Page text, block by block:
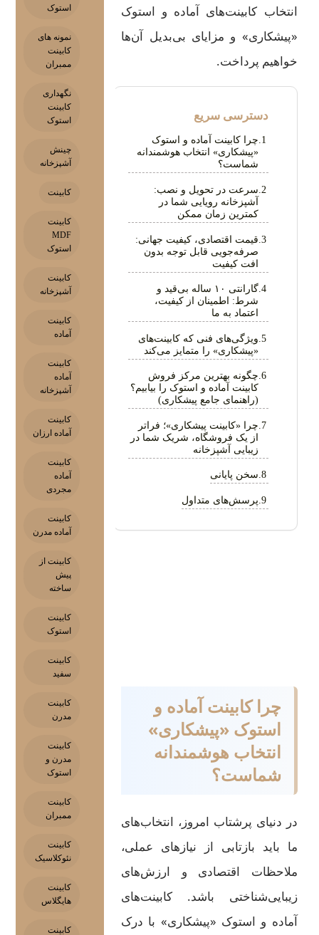
انتخاب کابینت‌های آماده و استوک
«پیشکاری» و مزایای بی‌بدیل آن‌ها
خواهیم پرداخت.
چرا کابینت آماده و استوک
«پیشکاری» انتخاب هوشمندانه
شماست؟
سرعت در تحویل و نصب:
آشپزخانه رویایی شما در
کمترین زمان ممکن
قیمت اقتصادی، کیفیت جهانی:
صرفه‌جویی قابل توجه بدون
افت کیفیت
گارانتی ۱۰ ساله بی‌قید و
شرط: اطمینان از کیفیت،
اعتماد به ما
ویژگی‌های فنی که کابینت‌های
«پیشکاری» را متمایز می‌کند
چگونه بهترین مرکز فروش
کابینت آماده و استوک را بیابیم؟
(راهنمای جامع پیشکاری)
چرا «کابینت پیشکاری»؛ فراتر
از یک فروشگاه، شریک شما در
زیبایی آشپزخانه
سخن پایانی
پرسش‌های متداول
چرا کابینت آماده و
استوک «پیشکاری»
انتخاب هوشمندانه
شماست؟
در دنیای پرشتاب امروز، انتخاب‌های
ما باید بازتابی از نیازهای عملی،
ملاحظات اقتصادی و ارزش‌های
زیبایی‌شناختی باشد. کابینت‌های
آماده و استوک «پیشکاری» با درک
استوک
نمونه های
کابینت
ممبران
نگهداری
کابینت
استوک
چینش
آشپزخانه
کابینت
کابینت
MDF
استوک
کابینت
آشپزخانه
کابینت
آماده
کابینت
آماده
آشپزخانه
کابینت
آماده ارزان
کابینت
آماده
مجردی
کابینت
آماده مدرن
کابینت از
پیش
ساخته
کابینت
استوک
کابینت
سفید
کابینت
مدرن
کابینت
مدرن و
استوک
کابینت
ممبران
کابینت
نئوکلاسیک
کابینت
هایگلاس
کابینت